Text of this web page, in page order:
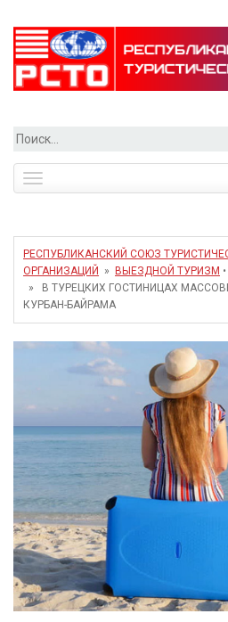
Найти:
РЕСПУБЛИКАНСКИЙ СОЮЗ
ОРГАНИЗАЦИЙ
» ВЫЕЗДНОЙ ТУРИЗМ •
» В ТУРЕЦКИХ ГОСТИНИЦАХ
КУРБАН-БАЙРАМА